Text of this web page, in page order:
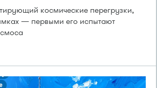
космические перегрузки,
— первыми его испытают